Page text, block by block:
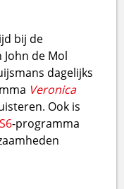
bij de
John de Mol
dagelijks
Veronica
Ook is
-programma